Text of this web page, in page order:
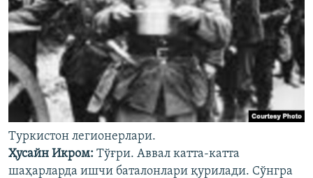
Туркистон легионерлари.
Ҳусайн Икром: Тўғри. Аввал катта-катта
шаҳарларда ишчи баталонлари қурилади. Сўнгра